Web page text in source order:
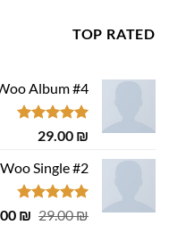
TOP RATED
Album #4
דורג5.00
29.00 ₪
Woo Single #2
דורג4.75
29.00₪
₪